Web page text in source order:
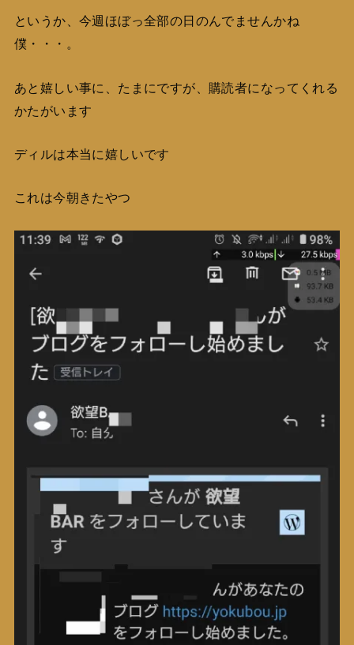
というか、今週ほぼっ全部の日のんでませんかね
僕・・・。
あと嬉しい事に、たまにですが、購読者になってくれる
かたがいます
ディルは本当に嬉しいです
これは今朝きたやつ